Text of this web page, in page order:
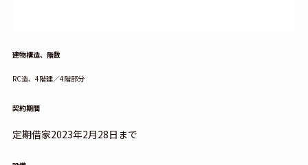
建物構造、階数
RC造、4階建／4階部分
契約期間
定期借家2023年2月28日まで